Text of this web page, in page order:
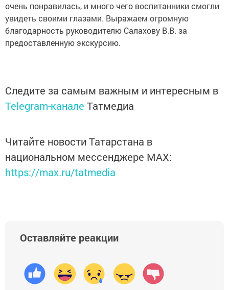
очень понравилась, и много чего воспитанники смогли
увидеть своими глазами. Выражаем огромную
благодарность руководителю Салахову В.В. за
предоставленную экскурсию.
Следите за самым важным и интересным в
Telegram-канале Татмедиа
Читайте новости Татарстана в
национальном мессенджере MАХ:
https://max.ru/tatmedia
Оставляйте реакции